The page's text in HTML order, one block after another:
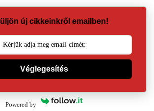
új cikkeinkről emailben!
Véglegesítés
Powered by